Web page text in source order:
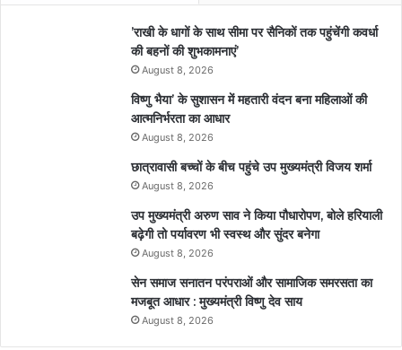
’राखी के धागों के साथ सीमा पर सैनिकों तक पहुंचेंगी कवर्धा
की बहनों की शुभकामनाएं’
August 8, 2026
विष्णु भैया’ के सुशासन में महतारी वंदन बना महिलाओं की
आत्मनिर्भरता का आधार
August 8, 2026
छात्रावासी बच्चों के बीच पहुंचे उप मुख्यमंत्री विजय शर्मा
August 8, 2026
उप मुख्यमंत्री अरुण साव ने किया पौधारोपण, बोले हरियाली
बढ़ेगी तो पर्यावरण भी स्वस्थ और सुंदर बनेगा
August 8, 2026
सेन समाज सनातन परंपराओं और सामाजिक समरसता का
मजबूत आधार : मुख्यमंत्री विष्णु देव साय
August 8, 2026